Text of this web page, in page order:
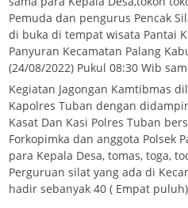
Pemuda dan pengurus Pencak
di buka di tempat wisata Pantai
Panyuran Kecamatan Palang
(24/08/2022) Pukul 08:30 Wib
Kegiatan Jagongan Kamtibmas
Kapolres Tuban dengan
Kasat Dan Kasi Polres Tuban
Forkopimka dan anggota Polsek
para Kepala Desa, tomas, toga,
Perguruan silat yang ada di
hadir sebanyak 40 ( Empat